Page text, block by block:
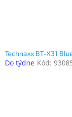
Technaxx BT-X31
Do týdne Kód: